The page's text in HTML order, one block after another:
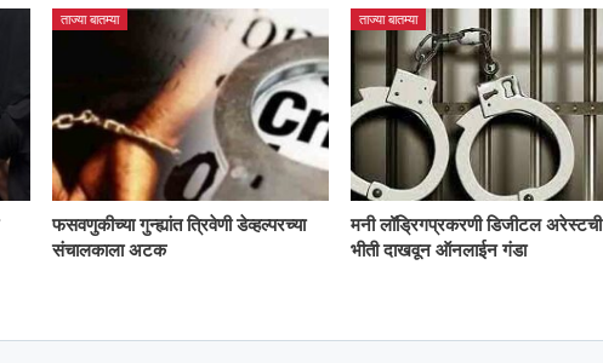
ताज्या बातम्या
फसवणुकीच्या गुन्ह्यांत त्रिवेणी डेव्हल्परच्या
संचालकाला अटक
ताज्या बातम्या
मनी लॉड्रिगप्रकरणी डिजीटल अरेस्टची
भीती दाखवून ऑनलाईन गंडा